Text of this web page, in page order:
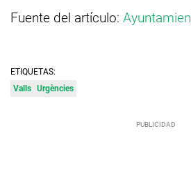
Fuente del artículo:
ETIQUETAS:
Valls Urgències